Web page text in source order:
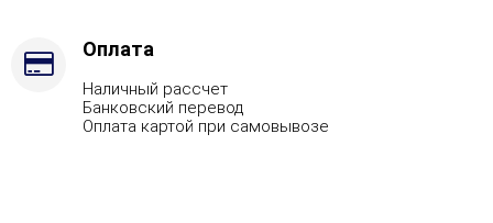
AISI
321,
топлива
Оплата
Наличный рассчет
Банковский перевод
Оплата картой при самовывозе